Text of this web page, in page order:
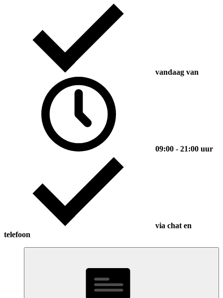
vandaag van
09:00 - 21:00 uur
via chat en
telefoon